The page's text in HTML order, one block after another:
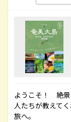
ようこそ！ 絶景
人たちが教えて
旅へ。